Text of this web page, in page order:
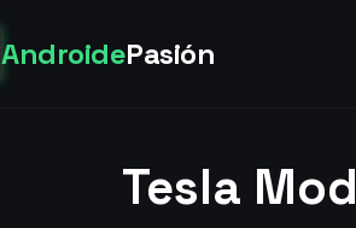
AndroidePasión
Tesla